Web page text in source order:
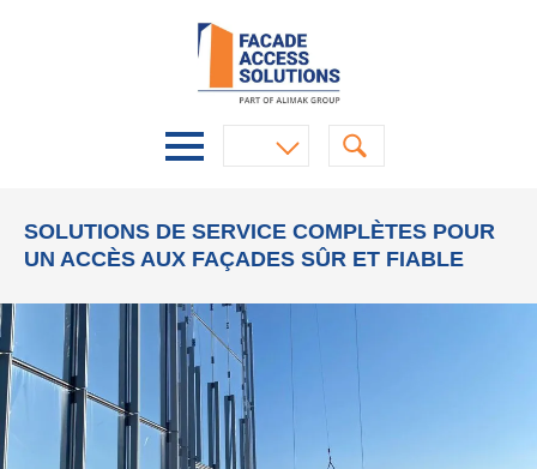
SOLUTIONS DE SERVICE COMPLÈTES POUR
UN ACCÈS AUX FAÇADES SÛR ET FIABLE